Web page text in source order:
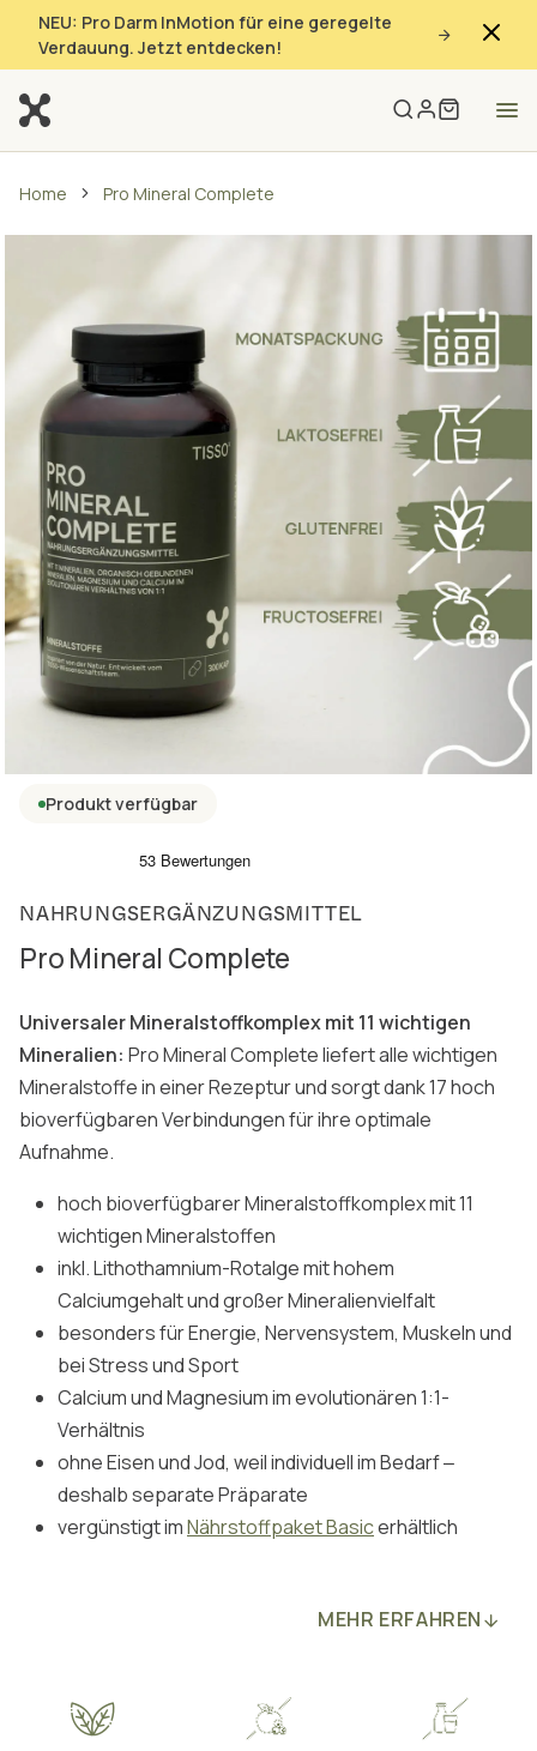
NEU: Pro Darm InMotion für eine geregelte
Verdauung. Jetzt entdecken!
Home Pro Mineral Complete
Produkt verfügbar
NAHRUNGSERGÄNZUNGSMITTEL
Pro Mineral Complete
Universaler Mineralstoffkomplex mit 11 wichtigen
Mineralien: Pro Mineral Complete liefert alle wichtigen
Mineralstoffe in einer Rezeptur und sorgt dank 17 hoch
bioverfügbaren Verbindungen für ihre optimale
Aufnahme.
hoch bioverfügbarer Mineralstoffkomplex mit 11
wichtigen Mineralstoffen
inkl. Lithothamnium-Rotalge mit hohem
Calciumgehalt und großer Mineralienvielfalt
besonders für Energie, Nervensystem, Muskeln und
bei Stress und Sport
Calcium und Magnesium im evolutionären 1:1-
Verhältnis
ohne Eisen und Jod, weil individuell im Bedarf ‒
deshalb separate Präparate
vergünstigt imNährstoffpaket Basicerhältlich
MEHR ERFAHREN